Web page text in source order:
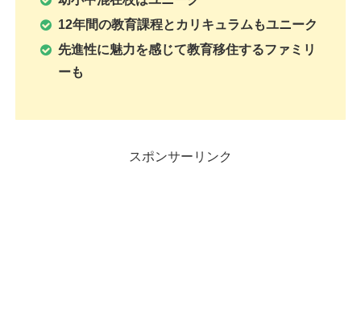
12年間の教育課程とカリキュラムもユニーク
先進性に魅力を感じて教育移住するファミリ
ーも
スポンサーリンク